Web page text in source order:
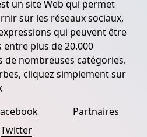
un site Web qui permet
sur les réseaux sociaux,
qui peuvent être
plus de 20.000
de nombreuses catégories.
cliquez simplement sur
Twitter
Partnaires